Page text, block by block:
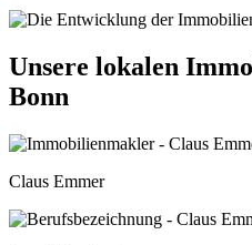
Unsere lokalen
Bonn
Claus Emmer